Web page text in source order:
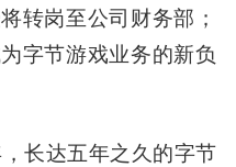
转岗至公司财务部；
字节游戏业务的新负
长达五年之久的字节